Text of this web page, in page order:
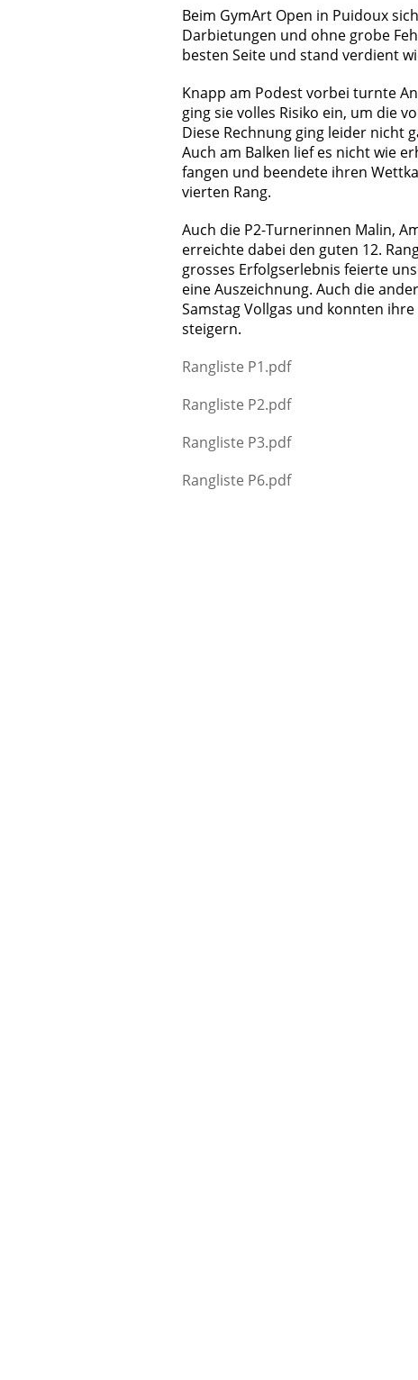
Beim GymArt Open in Puidoux
Darbietungen und ohne grobe
besten Seite und stand verdient
Knapp am Podest vorbei turnte
ging sie volles Risiko ein, um die
Diese Rechnung ging leider nicht
Auch am Balken lief es nicht wie
fangen und beendete ihren
vierten Rang.
Auch die P2-Turnerinnen Malin,
erreichte dabei den guten 12.
grosses Erfolgserlebnis feierte
eine Auszeichnung. Auch die
Samstag Vollgas und konnten
steigern.
Rangliste P1.pdf
Rangliste P2.pdf
Rangliste P3.pdf
Rangliste P6.pdf